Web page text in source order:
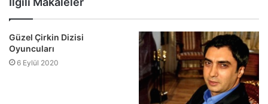
Güzel Çirkin Dizisi
Oyuncuları
6 Eylül 2020